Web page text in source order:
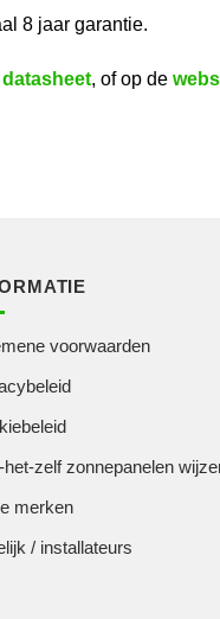
8 jaar garantie.
datasheet, of op de
voorwaarden
het-zelf zonnepanelen
merken
/ installateurs